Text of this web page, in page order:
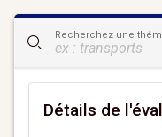
CityScan
widgetRecherchez une
Détails de